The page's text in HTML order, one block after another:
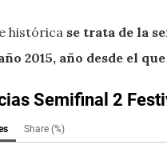
histórica se trata de la
2015, año desde el